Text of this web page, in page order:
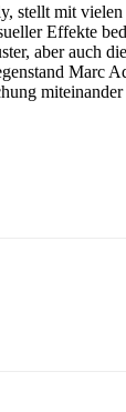
stellt mit
Effekte
aber auch